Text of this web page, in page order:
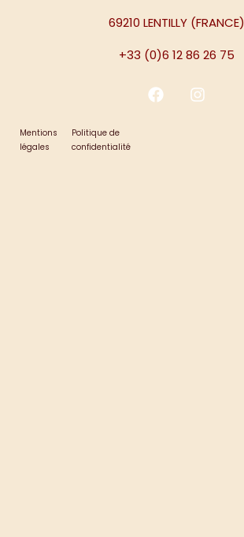
69210 LENTILLY (FRANCE)
+33 (0)6 12 86 26 75
Mentions
légales
Politique de
confidentialité